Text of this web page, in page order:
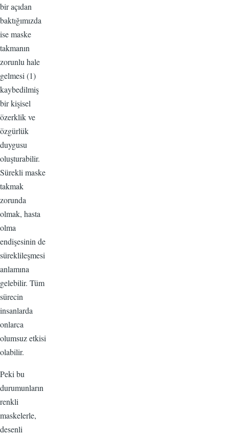
bir açıdan
baktığımızda
ise maske
takmanın
zorunlu hale
gelmesi (1)
kaybedilmiş
bir kişisel
özerklik ve
özgürlük
duygusu
oluşturabilir.
Sürekli maske
takmak
zorunda
olmak, hasta
olma
endişesinin de
süreklileşmesi
anlamına
gelebilir. Tüm
sürecin
insanlarda
onlarca
olumsuz etkisi
olabilir.
Peki bu
durumunların
renkli
maskelerle,
desenli